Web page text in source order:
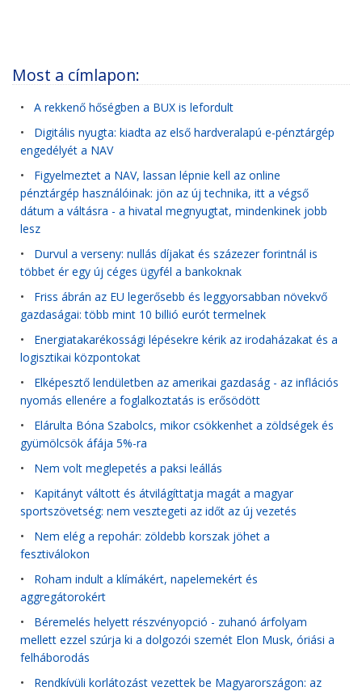
Most a címlapon:
• A rekkenő hőségben a BUX is lefordult
• Digitális nyugta: kiadta az első hardveralapú e-pénztárgép
engedélyét a NAV
• Figyelmeztet a NAV, lassan lépnie kell az online
pénztárgép használóinak: jön az új technika, itt a végső
dátum a váltásra - a hivatal megnyugtat, mindenkinek jobb
lesz
• Durvul a verseny: nullás díjakat és százezer forintnál is
többet ér egy új céges ügyfél a bankoknak
• Friss ábrán az EU legerősebb és leggyorsabban növekvő
gazdaságai: több mint 10 billió eurót termelnek
• Energiatakarékossági lépésekre kérik az irodaházakat és a
logisztikai központokat
• Elképesztő lendületben az amerikai gazdaság - az inflációs
nyomás ellenére a foglalkoztatás is erősödött
• Elárulta Bóna Szabolcs, mikor csökkenhet a zöldségek és
gyümölcsök áfája 5%-ra
• Nem volt meglepetés a paksi leállás
• Kapitányt váltott és átvilágíttatja magát a magyar
sportszövetség: nem vesztegeti az időt az új vezetés
• Nem elég a repohár: zöldebb korszak jöhet a
fesztiválokon
• Roham indult a klímákért, napelemekért és
aggregátorokért
• Béremelés helyett részvényopció - zuhanó árfolyam
mellett ezzel szúrja ki a dolgozói szemét Elon Musk, óriási a
felháborodás
• Rendkívüli korlátozást vezettek be Magyarországon: az